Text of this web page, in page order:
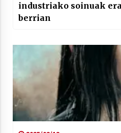
industriako soinuak
berrian